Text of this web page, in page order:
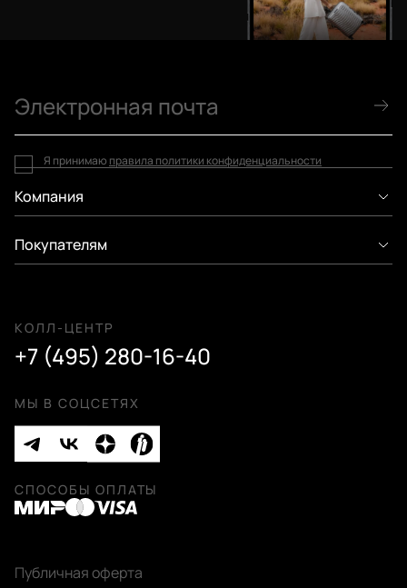
Компания
Покупателям
КОЛЛ-ЦЕНТР
+7 (495) 280-16-40
МЫ В СОЦСЕТЯХ
Я принимаю правила политики конфиденциальности
Публичная оферта
СПОСОБЫ ОПЛАТЫ